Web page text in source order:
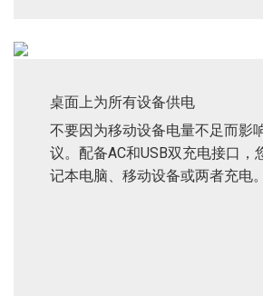
桌面上为所有设备供电
不要因为移动设备电量不足而影
议。配备AC和USB双充电接口，
记本电脑、移动设备或两者充电。